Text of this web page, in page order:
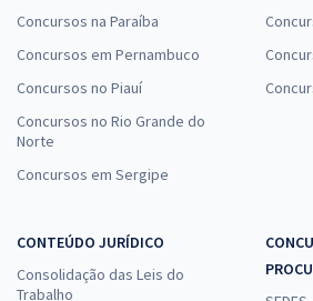
Sprint Final para ALEAM - Agente
Administrativo
à vista
ou 12x de
ALEAM - Assembleia Legislativa do
Concursos na Paraíba
Concursos em Pernambuco
Concursos no Piauí
Concursos no Rio Grande do
Norte
Concursos em Sergipe
CONTEÚDO JURÍDICO
Consolidação das Leis do
Trabalho